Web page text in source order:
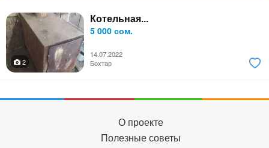
Котельная...
5 000 сом.
14.07.2022
2
Бохтар
О проекте
Полезные советы